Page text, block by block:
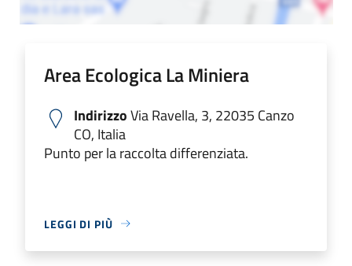
Area Ecologica La Miniera
IndirizzoVia Ravella, 3, 22035 Canzo
CO, Italia
Punto per la raccolta differenziata.
LEGGI DI PIÙ